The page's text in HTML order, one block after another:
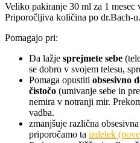
Veliko pakiranje 30 ml za 1 mesec
Priporočljiva količina po dr.Bach-u.
Pomagajo pri:
Da lažje sprejmete sebe
se dobro v svojem telesu,
Pomaga opustiti obsesivno
čistočo (umivanje sebe in
nemira v notranji mir.
vadba.
zmanjšuje različna
priporočamo ta izdelek